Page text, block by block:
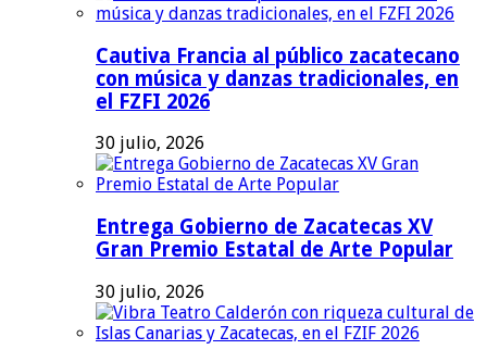
Cautiva Francia al público zacatecano
con música y danzas tradicionales, en
el FZFI 2026
30 julio, 2026
Entrega Gobierno de Zacatecas XV
Gran Premio Estatal de Arte Popular
30 julio, 2026